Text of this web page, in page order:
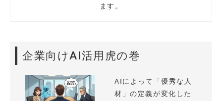
ます。
企業向けAI活用虎の巻
AIによって「優秀な人
材」の定義が変化した